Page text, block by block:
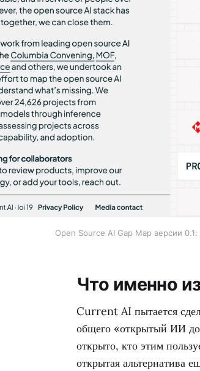
Open Source AI Gap Map версии
Что именно
Current AI пытается
общего «открытый ИИ
открыто, кто этим
открытая альтернатива